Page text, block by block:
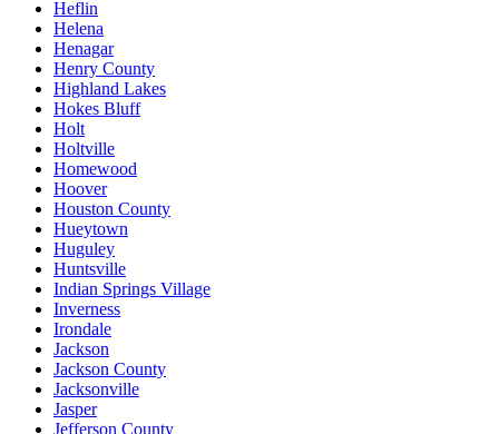
Heflin
Helena
Henagar
Henry County
Highland Lakes
Hokes Bluff
Holt
Holtville
Homewood
Hoover
Houston County
Hueytown
Huguley
Huntsville
Indian Springs Village
Inverness
Irondale
Jackson
Jackson County
Jacksonville
Jasper
Jefferson County